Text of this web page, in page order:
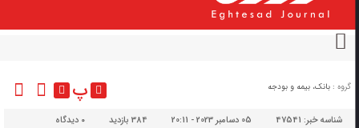
گروه : بانک، بیمه و بودجه پ
شناسه خبر:47541 05 دسامبر 2023 - 20:11 384 بازدید دیدگاه